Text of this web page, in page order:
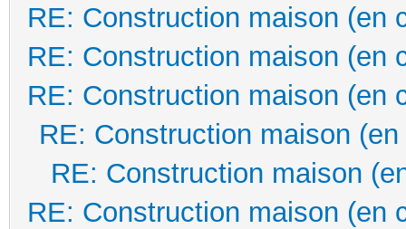
RE: Construction maison (en
RE: Construction maison (en
RE: Construction maison (en
RE: Construction maison
RE: Construction maison
RE: Construction maison (en